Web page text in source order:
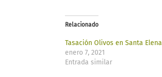
Relacionado
Tasación Olivos en Santa Elena
enero 7, 2021
Entrada similar